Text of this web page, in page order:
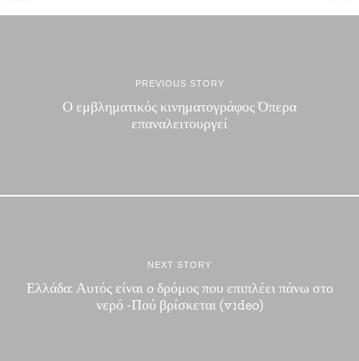
PREVIOUS STORY
Ο εμβληματικός κινηματογράφος Όπερα
επαναλειτουργεί
NEXT STORY
Ελλάδα: Αυτός είναι ο δρόμος που επιπλέει πάνω στο
νερό -Πού βρίσκεται (video)